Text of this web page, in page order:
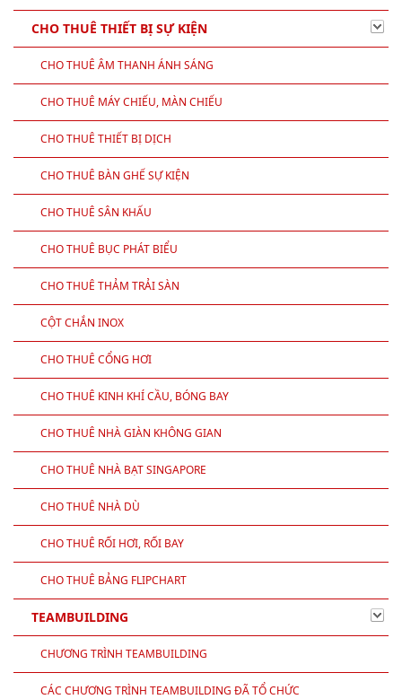
CHO THUÊ THIẾT BỊ SỰ KIỆN
CHO THUÊ ÂM THANH ÁNH SÁNG
CHO THUÊ MÁY CHIẾU, MÀN CHIẾU
CHO THUÊ THIẾT BỊ DỊCH
CHO THUÊ BÀN GHẾ SỰ KIỆN
CHO THUÊ SÂN KHẤU
CHO THUÊ BỤC PHÁT BIỂU
CHO THUÊ THẢM TRẢI SÀN
CỘT CHẮN INOX
CHO THUÊ CỔNG HƠI
CHO THUÊ KINH KHÍ CẦU, BÓNG BAY
CHO THUÊ NHÀ GIÀN KHÔNG GIAN
CHO THUÊ NHÀ BẠT SINGAPORE
CHO THUÊ NHÀ DÙ
CHO THUÊ RỐI HƠI, RỐI BAY
CHO THUÊ BẢNG FLIPCHART
TEAMBUILDING
CHƯƠNG TRÌNH TEAMBUILDING
CÁC CHƯƠNG TRÌNH TEAMBUILDING ĐÃ TỔ CHỨC